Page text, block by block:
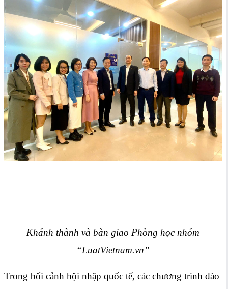
Khánh thành và bàn giao Phòng học nhóm
“LuatVietnam.vn”
Trong bối cảnh hội nhập quốc tế, các chương trình đào